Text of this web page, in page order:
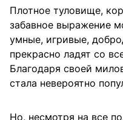
Плотное туловище,
забавное выражение
умные, игривые,
прекрасно ладят со
Благодаря своей
стала невероятно
Но, несмотря на все